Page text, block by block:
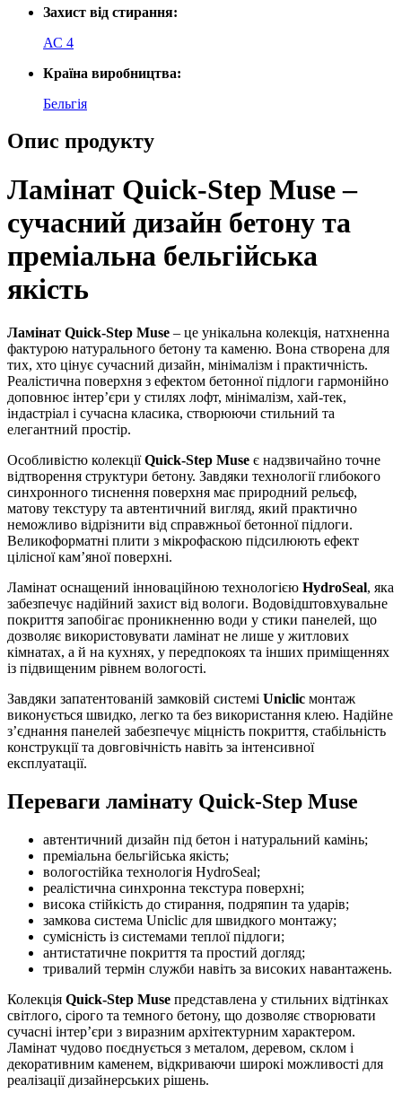
Захист від стирання:
АС 4
Країна виробництва:
Бельгія
Опис продукту
Ламінат Quick-Step Muse –
сучасний дизайн бетону та
преміальна бельгійська
якість
Ламінат Quick-Step Muse – це унікальна колекція, натхненна
фактурою натурального бетону та каменю. Вона створена для
тих, хто цінує сучасний дизайн, мінімалізм і практичність.
Реалістична поверхня з ефектом бетонної підлоги гармонійно
доповнює інтер’єри у стилях лофт, мінімалізм, хай-тек,
індастріал і сучасна класика, створюючи стильний та
елегантний простір.
Особливістю колекціїQuick-Step Muse є надзвичайно точне
відтворення структури бетону. Завдяки технології глибокого
синхронного тиснення поверхня має природний рельєф,
матову текстуру та автентичний вигляд, який практично
неможливо відрізнити від справжньої бетонної підлоги.
Великоформатні плити з мікрофаскою підсилюють ефект
цілісної кам’яної поверхні.
Ламінат оснащений інноваційною технологією HydroSeal, яка
забезпечує надійний захист від вологи. Водовідштовхувальне
покриття запобігає проникненню води у стики панелей, що
дозволяє використовувати ламінат не лише у житлових
кімнатах, а й на кухнях, у передпокоях та інших приміщеннях
із підвищеним рівнем вологості.
Завдяки запатентованій замковій системі Uniclic монтаж
виконується швидко, легко та без використання клею. Надійне
з’єднання панелей забезпечує міцність покриття, стабільність
конструкції та довговічність навіть за інтенсивної
експлуатації.
Переваги ламінату Quick-Step Muse
автентичний дизайн під бетон і натуральний камінь;
преміальна бельгійська якість;
вологостійка технологія HydroSeal;
реалістична синхронна текстура поверхні;
висока стійкість до стирання, подряпин та ударів;
замкова система Uniclic для швидкого монтажу;
сумісність із системами теплої підлоги;
антистатичне покриття та простий догляд;
тривалий термін служби навіть за високих навантажень.
Колекція Quick-Step Muse представлена у стильних відтінках
світлого, сірого та темного бетону, що дозволяє створювати
сучасні інтер’єри з виразним архітектурним характером.
Ламінат чудово поєднується з металом, деревом, склом і
декоративним каменем, відкриваючи широкі можливості для
реалізації дизайнерських рішень.